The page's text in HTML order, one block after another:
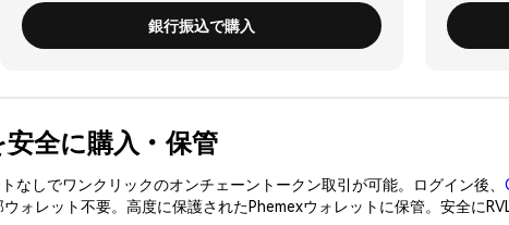
銀行振込で購入
全に購入・保管
なしでワンクリックのオンチェーントークン取引が可能。ログイン後、
ォレット不要。高度に保護されたPhemexウォレットに保管。安全に